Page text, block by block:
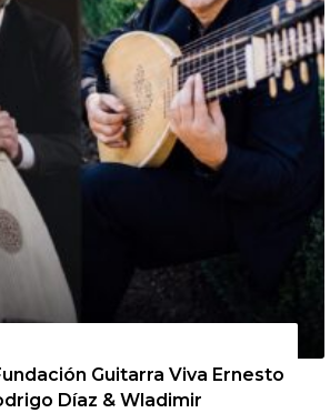
Guitarra Viva Ernesto
Díaz & Wladimir